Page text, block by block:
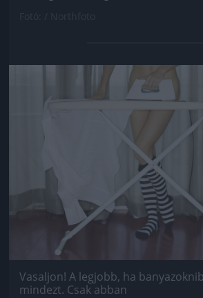
Jön még kép!
Vasaljon! A legjobb, ha
mindezt. Csak abban